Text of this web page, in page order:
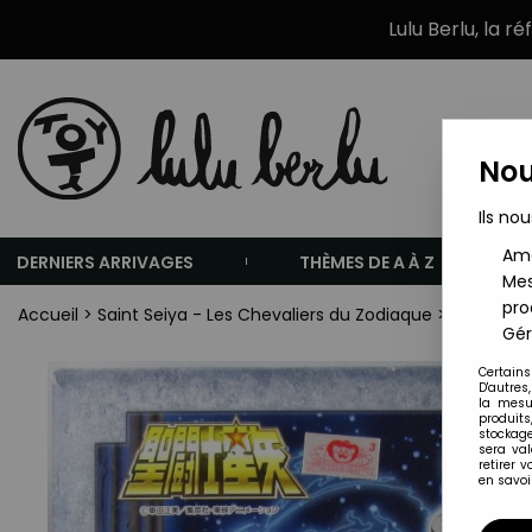
Lulu Berlu, la
DERNIERS ARRIVAGES THÈMES DE A À Z
Accueil > Saint Seiya - Les Chevaliers du Zodiaque > Saint
Ils
la
sera
retirer
en